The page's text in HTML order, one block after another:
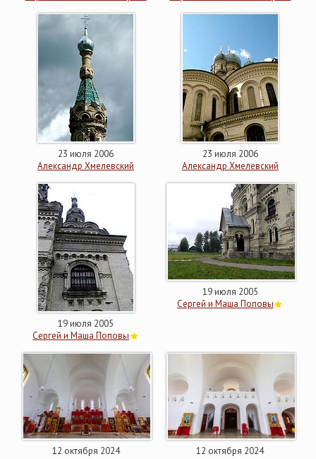
23 июля 2006
Александр Хмелевский
23 июля 2006
Александр Хмелевский
19 июля 2005
Сергей и Маша Поповы
19 июля 2005
Сергей и Маша Поповы
12 октября 2024
12 октября 2024